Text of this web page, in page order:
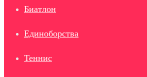
Биатлон
Единоборства
Теннис